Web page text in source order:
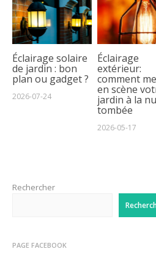
Éclairage solaire
de jardin : bon
plan ou gadget ?
2026-07-24
Éclairage
extérieur:
comment
en scène
jardin à la
tombée
2026-05-17
Rechercher
PAGE FACEBOOK